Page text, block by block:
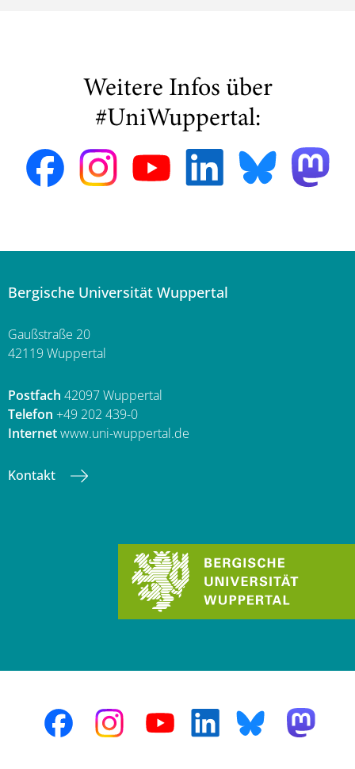
Weitere Infos über
#UniWuppertal:
Bergische Universität Wuppertal
Gaußstraße 20
42119 Wuppertal
Postfach 42097 Wuppertal
Telefon +49 202 439-0
Internetwww.uni-wuppertal.de
Kontakt